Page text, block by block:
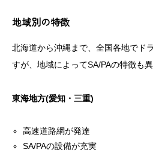
地域別の特徴
北海道から沖縄まで、全国各地でド
すが、地域によってSA/PAの特徴も異
東海地方(愛知・三重)
高速道路網が発達
SA/PAの設備が充実